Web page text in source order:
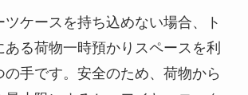
ツケースを持ち込めない場合、ト
ある荷物一時預かりスペースを利
の手です。安全のため、荷物から